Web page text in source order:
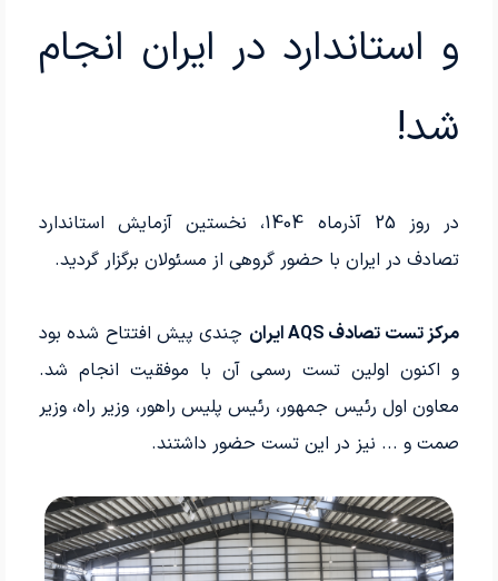
و استاندارد در ایران انجام
شد!
در روز 25 آذرماه 1404، نخستین آزمایش استاندارد
تصادف در ایران با حضور گروهی از مسئولان برگزار گردید.
مرکز تست تصادف AQS ایران
چندی پیش افتتاح شده بود
و اکنون اولین تست رسمی آن با موفقیت انجام شد.
معاون اول رئیس جمهور، رئیس پلیس راهور، وزیر راه، وزیر
صمت و ... نیز در این تست حضور داشتند.